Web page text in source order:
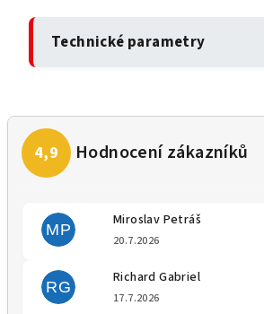
Technické parametry
MP
Miroslav Petráš
20.7.2026
RG
Richard Gabriel
17.7.2026